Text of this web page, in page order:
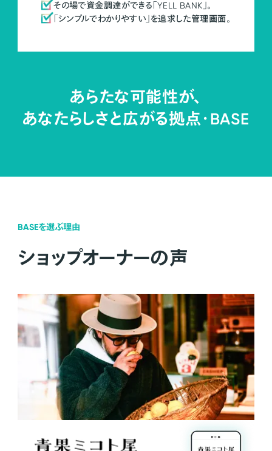
その場で資金調達ができる「YELL BANK」。
「シンプルでわかりやすい」を追求した管理画面。
あらたな可能性が、
あなたらしさと広がる拠点・BASE
BASEを選ぶ理由
ショップオーナーの声